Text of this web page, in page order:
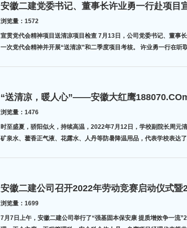
安徽二建党委书记、董事长许业勇一行赴项目
浏览量：1572
宣贯党代会精神项目送清凉项目检查 7月13日，公司党委书记、董事长许业勇，党委委员、纪委书记沈壮，副总经理、总工程师费勤波一行赴第一分公司蚌埠紫金云城项目、第六分公司蚌埠湖山春晓项目宣贯集团第
一次党代会精神并开展“送清凉”
“送清凉，暖人心”——安徽大红鹰
浏览量：1476
时至盛夏，骄阳似火，持续高温，2022年7月12日，学校副院长周元
矿泉水、藿香正气液、花露水、人丹等防暑降温用品，代表学校表达
安徽二建公司召开2022年劳动竞赛启动仪式暨
浏览量：1699
7月7日上午，安徽二建公司举行了“强基固本保安康 提质增效争一流